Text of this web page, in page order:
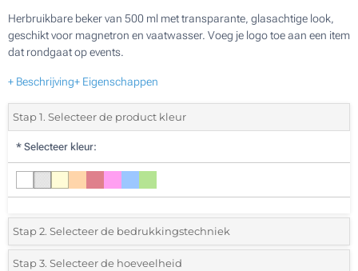
Herbruikbare beker van 500 ml met transparante, glasachtige look,
geschikt voor magnetron en vaatwasser. Voeg je logo toe aan een item
dat rondgaat op events.
+ Beschrijving+ Eigenschappen
Stap 1. Selecteer de product kleur
* Selecteer kleur:
Stap 2. Selecteer de bedrukkingstechniek
*Selecteer de bedrukking en kleuren van het logo:
Stap 3. Selecteer de hoeveelheid